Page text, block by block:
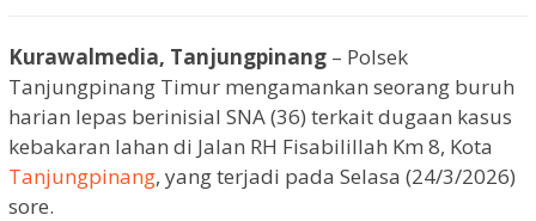
Kurawalmedia, Tanjungpinang – Polsek
Tanjungpinang Timur mengamankan seorang buruh
harian lepas berinisial SNA (36) terkait dugaan kasus
kebakaran lahan di Jalan RH Fisabilillah Km 8, Kota
Tanjungpinang, yang terjadi pada Selasa (24/3/2026)
sore.